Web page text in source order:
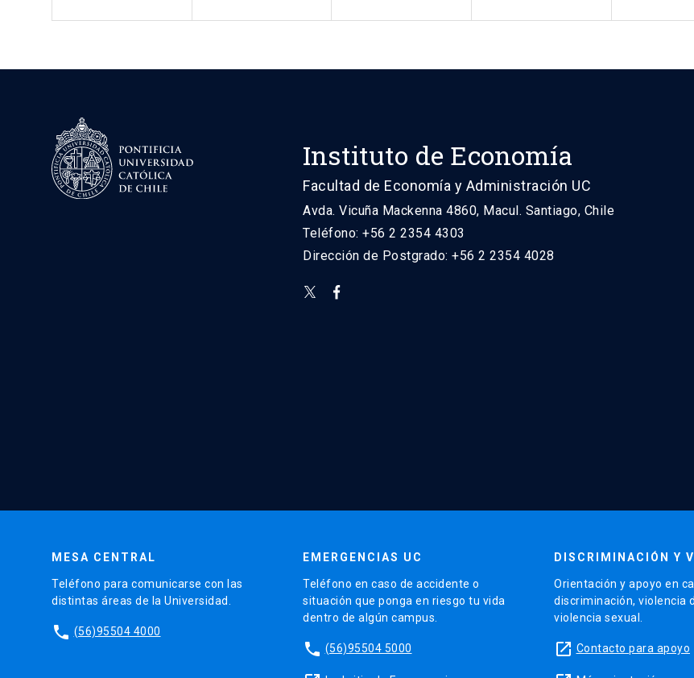
Instituto de Economía
Facultad de Economía y Administración UC
Avda. Vicuña Mackenna 4860, Macul. Santiago, Chile
Teléfono: +56 2 2354 4303
Dirección de Postgrado: +56 2 2354 4028
MESA CENTRAL
Teléfono para comunicarse con las
distintas áreas de la Universidad.
phone (56)95504 4000
EMERGENCIAS UC
Teléfono en caso de accidente o
situación que ponga en riesgo tu vida
dentro de algún campus.
phone (56)95504 5000
DISCRIMINACIÓN Y
Orientación y apoyo en
discriminación, violencia
violencia sexual.
launch Contacto para apoyo